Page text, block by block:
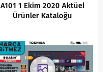
A101 1 Ekim 2020 Aktüel
Ürünler Kataloğu